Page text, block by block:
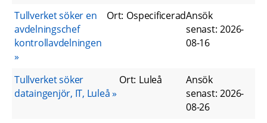
Tullverket söker en
avdelningschef
kontrollavdelningen
Ort: OspecificeradAnsök
senast: 2026-
08-16
Tullverket söker
dataingenjör, IT, Luleå
Ort: Luleå
Ansök
senast: 2026-
08-26